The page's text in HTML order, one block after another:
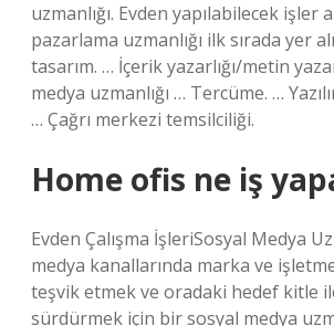
uzmanlığı. Evden yapılabilecek işler
pazarlama uzmanlığı ilk sırada yer
tasarım. … İçerik yazarlığı/metin
medya uzmanlığı … Tercüme. …
… Çağrı merkezi temsilciliği.
Home ofis ne iş
Evden Çalışma İşleriSosyal Medya
medya kanallarında marka ve işletme
teşvik etmek ve oradaki hedef kitle
sürdürmek için bir sosyal medya